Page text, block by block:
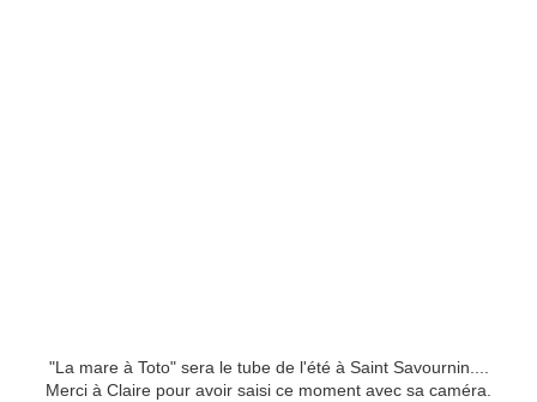
"La mare à Toto" sera le tube de l'été à Saint Savournin....
Merci à Claire pour avoir saisi ce moment avec sa caméra.